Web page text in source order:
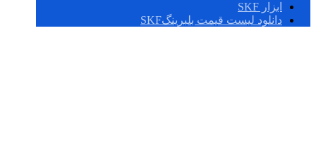
ابزار SKF
دانلود لیست قیمت بلبرینگSKF